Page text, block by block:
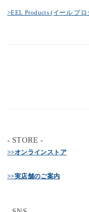
>EEL Products (イール プ
- STORE -
>>オンラインストア
>>実店舗のご案内